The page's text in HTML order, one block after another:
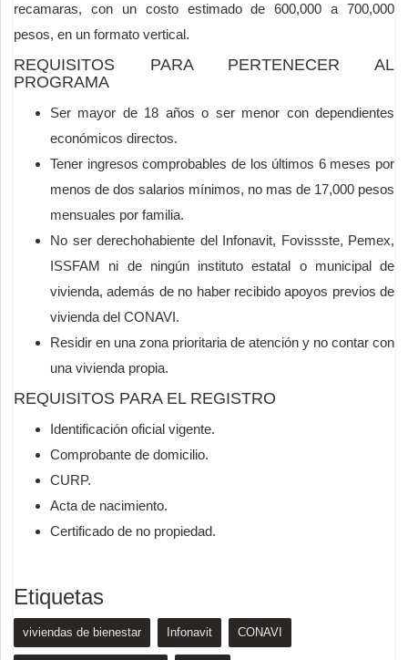
recamaras, con un costo estimado de 600,000 a 700,000
pesos, en un formato vertical.
REQUISITOS PARA PERTENECER AL
PROGRAMA
Ser mayor de 18 años o ser menor con dependientes
económicos directos.
Tener ingresos comprobables de los últimos 6 meses por
menos de dos salarios mínimos, no mas de 17,000 pesos
mensuales por familia.
No ser derechohabiente del Infonavit, Fovissste, Pemex,
ISSFAM ni de ningún instituto estatal o municipal de
vivienda, además de no haber recibido apoyos previos de
vivienda del CONAVI.
Residir en una zona prioritaria de atención y no contar con
una vivienda propia.
REQUISITOS PARA EL REGISTRO
Identificación oficial vigente.
Comprobante de domicilio.
CURP.
Acta de nacimiento.
Certificado de no propiedad.
Etiquetas
viviendas de bienestar Infonavit CONAVI